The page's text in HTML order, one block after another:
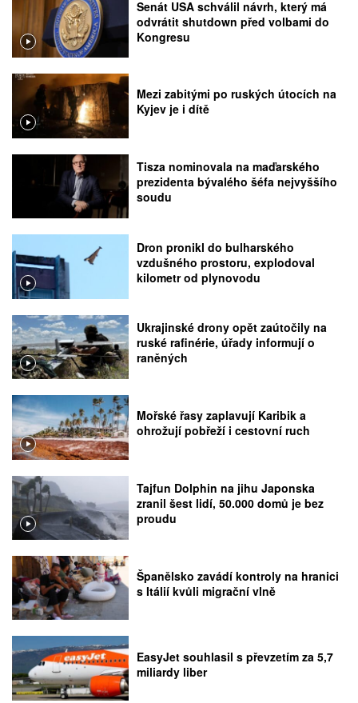
Senát USA schválil návrh, který má
odvrátit shutdown před volbami do
Kongresu
Mezi zabitými po ruských útocích na
Kyjev je i dítě
Tisza nominovala na maďarského
prezidenta bývalého šéfa nejvyššího
soudu
Dron pronikl do bulharského
vzdušného prostoru, explodoval
kilometr od plynovodu
Ukrajinské drony opět zaútočily na
ruské rafinérie, úřady informují o
raněných
Mořské řasy zaplavují Karibik a
ohrožují pobřeží i cestovní ruch
Tajfun Dolphin na jihu Japonska
zranil šest lidí, 50.000 domů je bez
proudu
Španělsko zavádí kontroly na hranici
s Itálií kvůli migrační vlně
EasyJet souhlasil s převzetím za 5,7
miliardy liber